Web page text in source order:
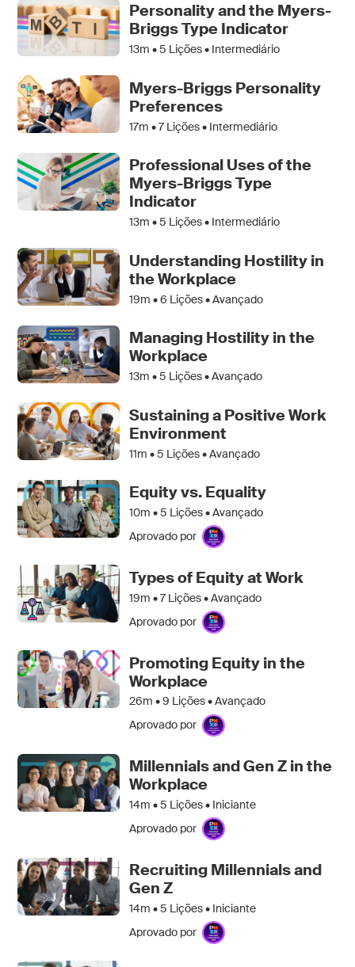
Personality and the Myers-
Briggs Type Indicator
13m •5 Lições • Intermediário
Myers-Briggs Personality
Preferences
17m •7Lições • Intermediário
Professional Uses of the
Myers-Briggs Type
Indicator
13m •5 Lições • Intermediário
Understanding Hostility in
the Workplace
19m •6 Lições • Avançado
Managing Hostility in the
Workplace
13m •5 Lições • Avançado
Sustaining a Positive Work
Environment
11m •5 Lições • Avançado
Equity vs. Equality
10m •5 Lições • Avançado
Aprovado por
Types of Equity at Work
19m •7Lições • Avançado
Aprovado por
Promoting Equity in the
Workplace
26m •9 Lições • Avançado
Aprovado por
Millennials and Gen Z in the
Workplace
14m •5 Lições • Iniciante
Aprovado por
Recruiting Millennials and
Gen Z
14m •5 Lições • Iniciante
Aprovado por